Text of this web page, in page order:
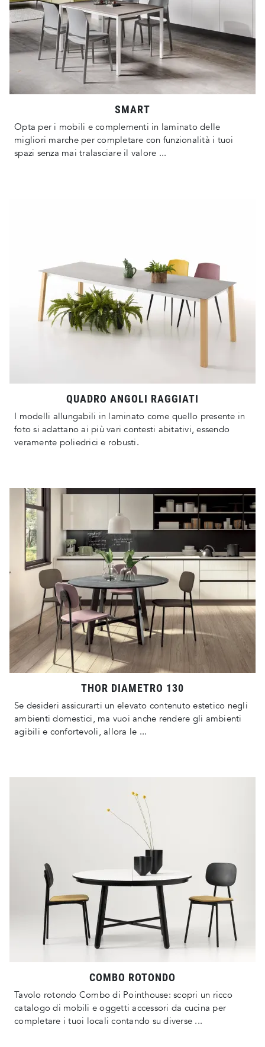
SMART
Opta per i mobili e complementi in laminato delle
migliori marche per completare con funzionalità i tuoi
spazi senza mai tralasciare il valore ...
QUADRO ANGOLI RAGGIATI
I modelli allungabili in laminato come quello presente in
foto si adattano ai più vari contesti abitativi, essendo
veramente poliedrici e robusti.
THOR DIAMETRO 130
Se desideri assicurarti un elevato contenuto estetico negli
ambienti domestici, ma vuoi anche rendere gli ambienti
agibili e confortevoli, allora le ...
COMBO ROTONDO
Tavolo rotondo Combo di Pointhouse: scopri un ricco
catalogo di mobili e oggetti accessori da cucina per
completare i tuoi locali contando su diverse ...